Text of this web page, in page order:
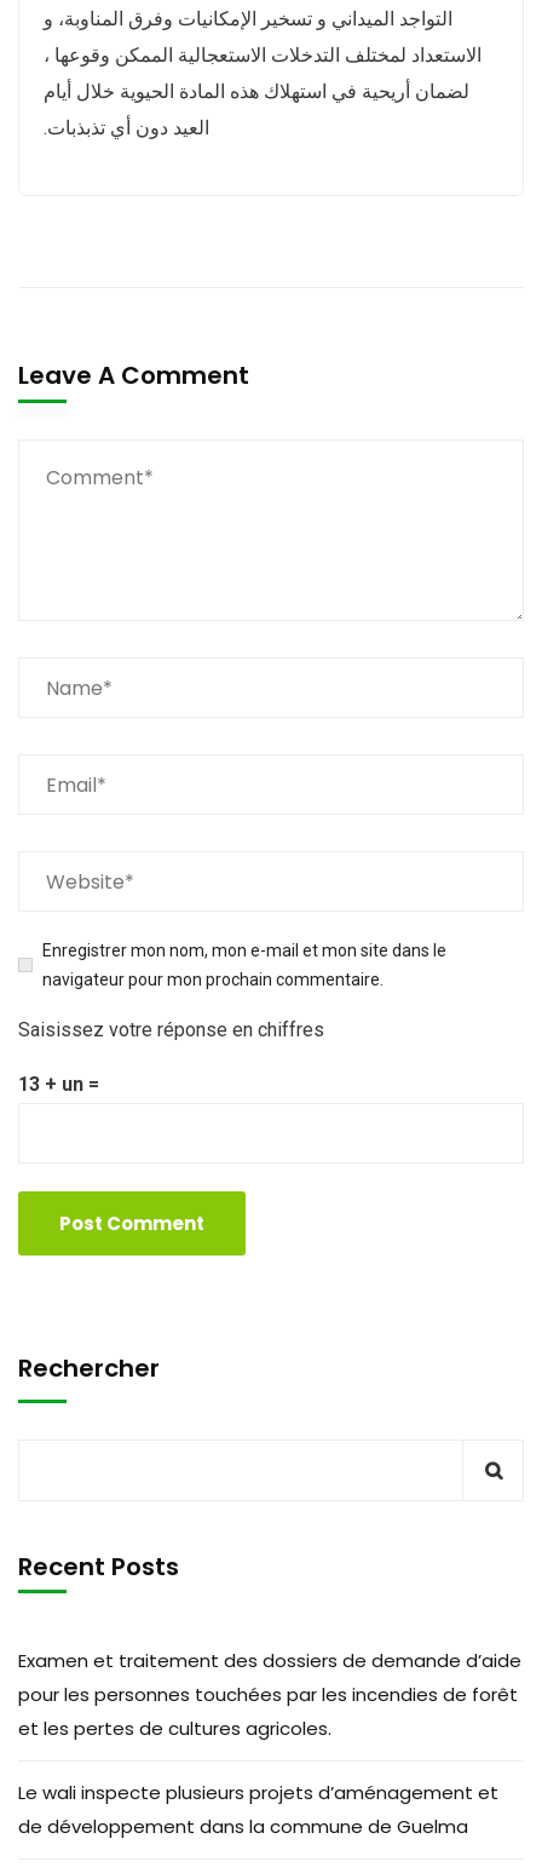
التواجد الميداني و تسخير الإمكانيات وفرق المناوبة، و
الاستعداد لمختلف التدخلات الاستعجالية الممكن وقوعها ،
لضمان أريحية في استهلاك هذه المادة الحيوية خلال أيام
العيد دون أي تذبذبات.
Leave A Comment
Enregistrer mon nom, mon e-mail et mon site dans le
navigateur pour mon prochain commentaire.
Saisissez votre réponse en chiffres
13 + un =
Rechercher
Recent Posts
Examen et traitement des dossiers de demande d’aide
pour les personnes touchées par les incendies de forêt
et les pertes de cultures agricoles.
Le wali inspecte plusieurs projets d’aménagement et
de développement dans la commune de Guelma